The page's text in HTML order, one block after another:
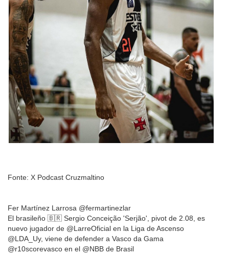
Fonte: X Podcast Cruzmaltino
Fer Martínez Larrosa @fermartinezlar
El brasileño 🇧🇷 Sergio Conceição 'Serjão', pivot de 2.08, es
nuevo jugador de @LarreOficial en la Liga de Ascenso
@LDA_Uy, viene de defender a Vasco da Gama
@r10scorevasco en el @NBB de Brasil